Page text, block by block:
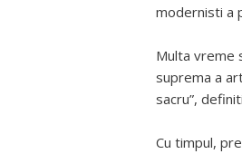
modernisti a
Multa vreme
suprema a
sacru”,
Cu timpul,